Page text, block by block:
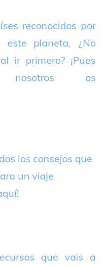
reconocidos por
planeta, ¿No
ir primero? ¡Pues
nosotros os
los consejos que
un viaje
que vais a